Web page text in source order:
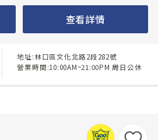
查看詳情
地址:林口區文化北路2段282號
營業時間:10:00AM~21:00PM 周日公休